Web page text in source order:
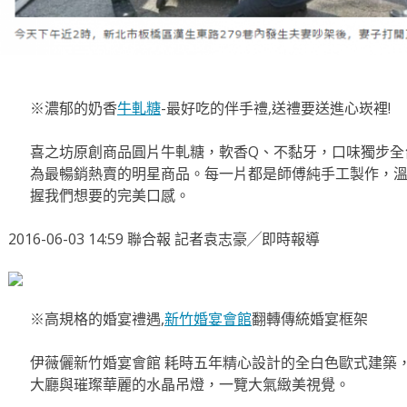
※濃郁的奶香牛軋糖-最好吃的伴手禮,送禮要送進心崁裡!
喜之坊原創商品圓片牛軋糖，軟香Q、不黏牙，口味獨步
為最暢銷熱賣的明星商品。每一片都是師傅純手工製作，
握我們想要的完美口感。
2016-06-03 14:59 聯合報 記者袁志豪╱即時報導
※高規格的婚宴禮遇,新竹婚宴會館翻轉傳統婚宴框架
伊薇儷新竹婚宴會館 耗時五年精心設計的全白色歐式建築
大廳與璀璨華麗的水晶吊燈，一覽大氣緻美視覺。